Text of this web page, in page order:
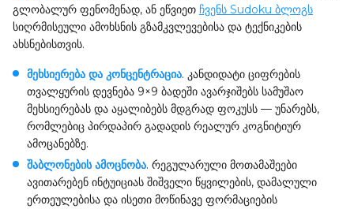
გლობალურ ფენომენად, ან ეწვიეთ ჩვენს Sudoku ბლოგს
სიღრმისეული ამოხსნის გზამკვლევებისა და ტექნიკების
ახსნებისთვის.
მეხსიერება და კონცენტრაცია. კანდიდატი ციფრების
თვალყურის დევნება 9×9 ბადეში ავარჯიშებს სამუშაო
მეხსიერებას და აყალიბებს მდგრად ფოკუსს — უნარებს,
რომლებიც პირდაპირ გადადის რეალურ კოგნიტიურ
ამოცანებზე.
შაბლონების ამოცნობა. რეგულარული მოთამაშეები
ავითარებენ ინტუიციას შიშველი წყვილების, დამალული
ერთეულებისა და ისეთი მოწინავე ფორმაციების